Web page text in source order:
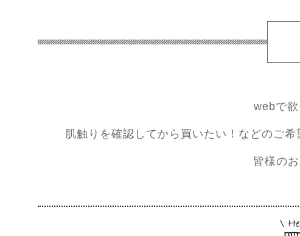
webで
肌触りを確認してから買いたい！などのご
皆様の